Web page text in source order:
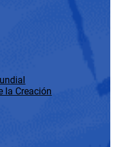
la Creación